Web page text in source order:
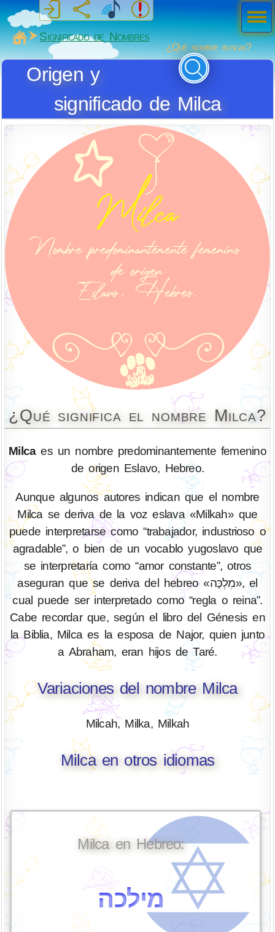
MiSabueso
Significado de Nombres
¿Qué nombre buscas?
Origen y
significado de Milca
¿Qué significa el nombre Milca?
Milcaes un nombre predominantemente femenino
de origen Eslavo, Hebreo.
Aunque algunos autores indican que el nombre
Milca se deriva de la voz eslava «Milkah» que
puede interpretarse como “trabajador, industrioso o
agradable”, o bien de un vocablo yugoslavo que
se interpretaría como “amor constante”, otros
aseguran que se deriva del hebreo «מִלְכָּה», el
cual puede ser interpretado como “regla o reina”.
Cabe recordar que, según el libro del Génesis en
la Biblia, Milca es la esposa de Najor, quien junto
a Abraham, eran hijos de Taré.
Variaciones del nombre Milca
Milcah, Milka, Milkah
Milca en otros idiomas
Milca en Hebreo:
מילכה
Men
ú